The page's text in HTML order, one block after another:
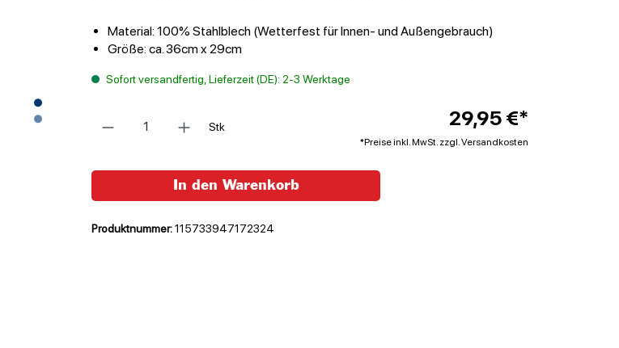
Material: 100% Stahlblech (Wetterfest für Innen- und Außengebrauch)
Größe: ca. 36cm x 29cm
Sofort versandfertig, Lieferzeit (DE): 2-3 Werktage
Stk
29,95 €*
*Preise inkl. MwSt. zzgl. Versandkosten
In den Warenkorb
Produktnummer:115733947172324